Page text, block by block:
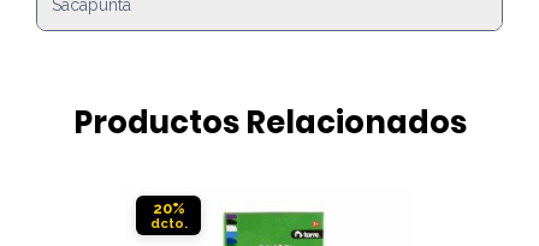
Sacapunta
Productos Relacionados
20%